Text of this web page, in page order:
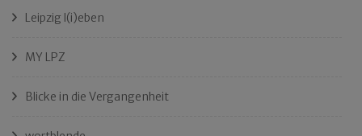
Leipzig l(i)eben
MY LPZ
Blicke in die Vergangenheit